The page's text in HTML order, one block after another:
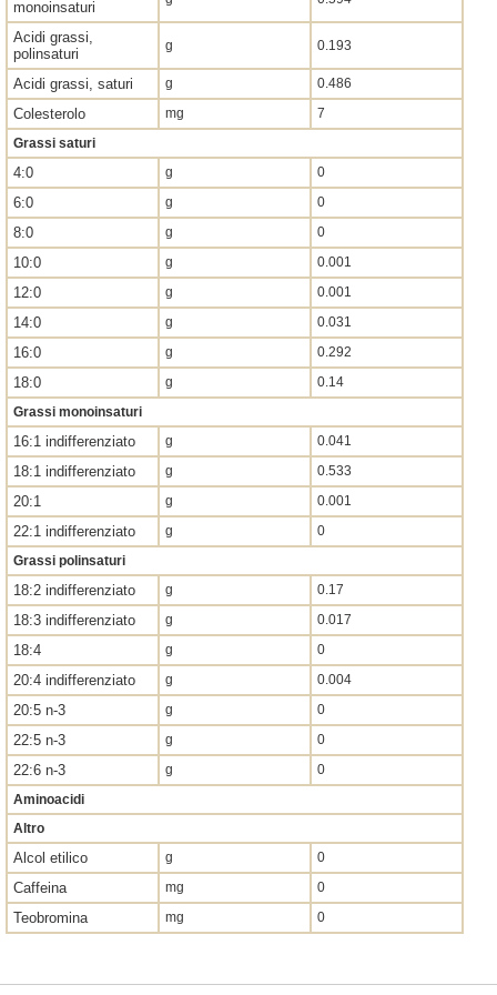
monoinsaturi
Acidi grassi,
polinsaturi
g 0.193
Acidi grassi, saturi g 0.486
Colesterolo mg
7
Grassi saturi
4:0 g 0
6:0 g 0
8:0 g 0
10:0 g 0.001
12:0 g 0.001
14:0 g 0.031
16:0 g 0.292
18:0 g
0.14
Grassi monoinsaturi
16:1 indifferenziato g 0.041
18:1 indifferenziato g 0.533
20:1 g 0.001
22:1 indifferenziato g
0
Grassi polinsaturi
18:2 indifferenziato g 0.17
18:3 indifferenziato g 0.017
18:4 g 0
20:4 indifferenziato g 0.004
20:5 n-3 g 0
22:5 n-3 g 0
22:6 n-3 g
0
Aminoacidi
Altro
Alcol etilico g 0
Caffeina mg 0
Teobromina mg 0